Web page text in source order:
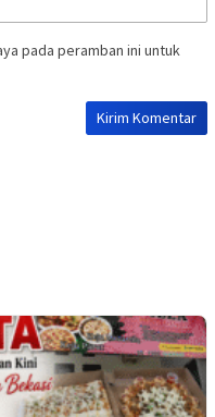
pada peramban ini untuk